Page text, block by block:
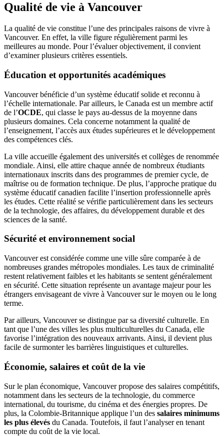
Qualité de vie à Vancouver
La qualité de vie constitue l’une des principales raisons de vivre à
Vancouver. En effet, la ville figure régulièrement parmi les
meilleures au monde. Pour l’évaluer objectivement, il convient
d’examiner plusieurs critères essentiels.
Éducation et opportunités académiques
Vancouver bénéficie d’un système éducatif solide et reconnu à
l’échelle internationale. Par ailleurs, le Canada est un membre actif
de l’OCDE, qui classe le pays au-dessus de la moyenne dans
plusieurs domaines. Cela concerne notamment la qualité de
l’enseignement, l’accès aux études supérieures et le développement
des compétences clés.
La ville accueille également des universités et collèges de renommée
mondiale. Ainsi, elle attire chaque année de nombreux étudiants
internationaux inscrits dans des programmes de premier cycle, de
maîtrise ou de formation technique. De plus, l’approche pratique du
système éducatif canadien facilite l’insertion professionnelle après
les études. Cette réalité se vérifie particulièrement dans les secteurs
de la technologie, des affaires, du développement durable et des
sciences de la santé.
Sécurité et environnement social
Vancouver est considérée comme une ville sûre comparée à de
nombreuses grandes métropoles mondiales. Les taux de criminalité
restent relativement faibles et les habitants se sentent généralement
en sécurité. Cette situation représente un avantage majeur pour les
étrangers envisageant de vivre à Vancouver sur le moyen ou le long
terme.
Par ailleurs, Vancouver se distingue par sa diversité culturelle. En
tant que l’une des villes les plus multiculturelles du Canada, elle
favorise l’intégration des nouveaux arrivants. Ainsi, il devient plus
facile de surmonter les barrières linguistiques et culturelles.
Économie, salaires et coût de la vie
Sur le plan économique, Vancouver propose des salaires compétitifs,
notamment dans les secteurs de la technologie, du commerce
international, du tourisme, du cinéma et des énergies propres. De
plus, la Colombie-Britannique applique l’un des salaires minimums
les plus élevés du Canada. Toutefois, il faut l’analyser en tenant
compte du coût de la vie local.